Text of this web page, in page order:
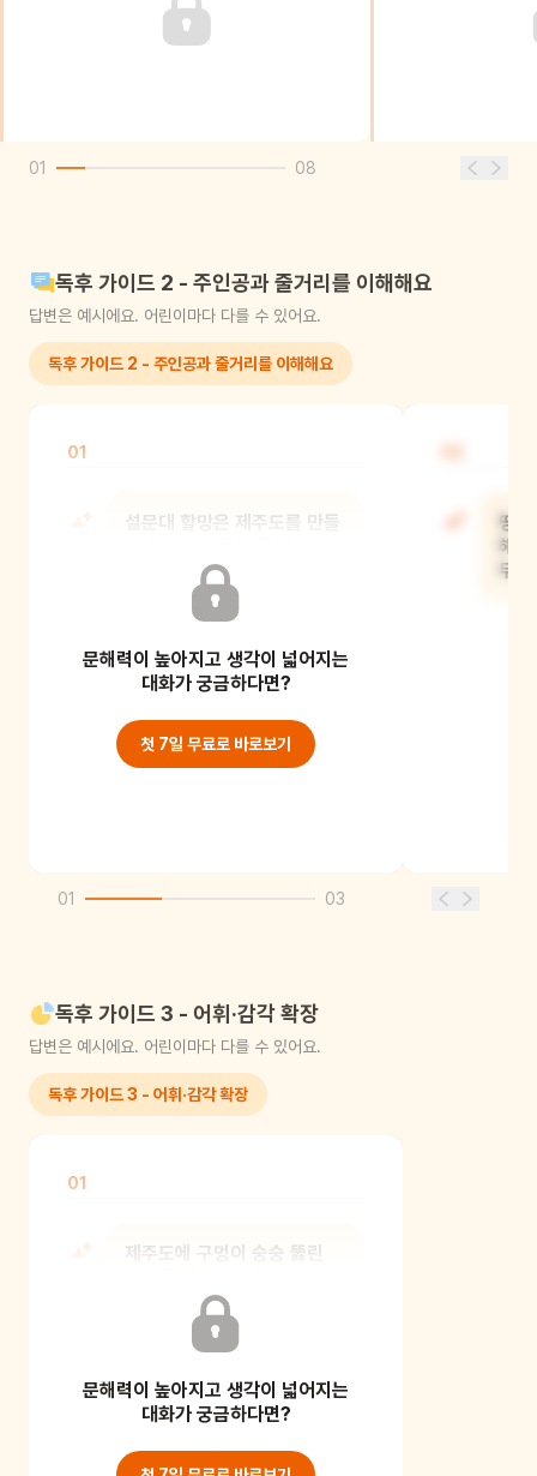
01 08
독후 가이드 2 - 주인공과 줄거리를 이해해요
답변은 예시에요. 어린이마다 다를 수 있어요.
독후 가이드 2 - 주인공과 줄거리를 이해해요
01
설문대 할망은 제주도를 만들
문해력이 높아지고 생각이 넓어지는
대화가 궁금하다면?
첫 7일 무료로 바로보기
땅
해
무
01 03
독후 가이드 3 - 어휘·감각 확장
답변은 예시에요. 어린이마다 다를 수 있어요.
독후 가이드 3 - 어휘·감각 확장
01
제주도에 구멍이 숭숭 뚫린
만져본다면 어떤 느낌이 날 것
[보호자 가이드] 주변 사물의 느낌을
거칠거칠하거나 구멍
문해력이 높아지고 생각이 넓어지는
대화가 궁금하다면?